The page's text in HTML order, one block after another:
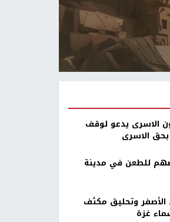
الاسرى يدعو لوقف
الاسرى
للطعن في مدينة
الأصفر وتحليق مكثف
غزة